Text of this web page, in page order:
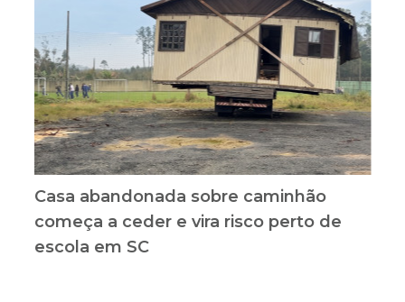
Casa abandonada sobre caminhão
começa a ceder e vira risco perto de
escola em SC